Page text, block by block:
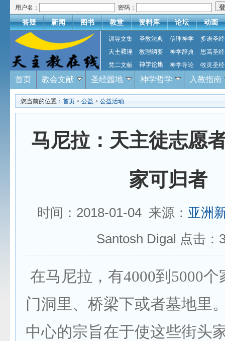
用户名： 密码：
答疑 新闻 图书 教堂 资料库 论坛 动画
训导文集 圣教法典 信理神学
多语圣经
天主教理
教理纲要 神学辞典
思高圣经
梵二文献
神学论集 神学导论 牧灵圣经
首页 教会文献 圣经园地 神学哲学 入教指南
您当前的位置： 首页 > 公益 > 公益活动
马尼拉：天主徒志愿
家可归者
时间：2018-01-04 来源： 亚洲
Santosh Digal 点击：
在马尼拉，有4000到5000
门洞里、桥梁下或者墓地里
中心的宗旨在于使这些街头